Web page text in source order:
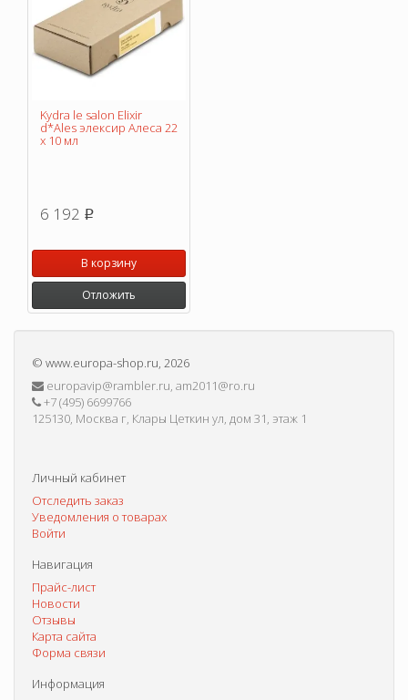
Kydra le salon Elixir
d*Ales элексир Алеса 22
х 10 мл
6 192 p
В корзину
Отложить
© www.europa-shop.ru, 2026
europavip@rambler.ru, am2011@ro.ru
+7 (495) 6699766
125130, Москва г, Клары Цеткин ул, дом 31, этаж 1
Личный кабинет
Отследить заказ
Уведомления о товарах
Войти
Навигация
Прайс-лист
Новости
Отзывы
Карта сайта
Форма связи
Информация